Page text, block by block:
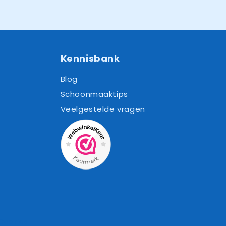
Kennisbank
Blog
Schoonmaaktips
Veelgestelde vragen